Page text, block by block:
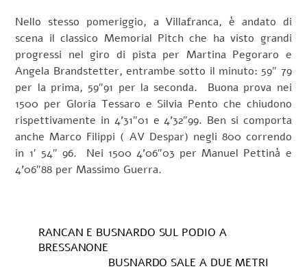
Nello stesso pomeriggio, a Villafranca, è andato di
scena il classico Memorial Pitch che ha visto grandi
progressi nel giro di pista per Martina Pegoraro e
Angela Brandstetter, entrambe sotto il minuto: 59″ 79
per la prima, 59″91 per la seconda. Buona prova nei
1500 per Gloria Tessaro e Silvia Pento che chiudono
rispettivamente in 4’31″01 e 4’32″99. Ben si comporta
anche Marco Filippi ( AV Despar) negli 800 correndo
in 1′ 54″ 96. Nei 1500 4’06″03 per Manuel Pettinà e
4’06″88 per Massimo Guerra.
RANCAN E BUSNARDO SUL PODIO A
BRESSANONE
BUSNARDO SALE A DUE METRI